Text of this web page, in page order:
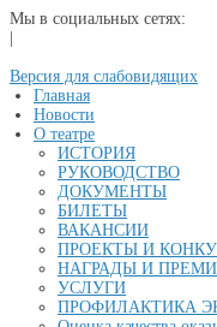
Мы в социальных сетях:
Версия для слабовидящих
Главная
Новости
О театре
ИСТОРИЯ
РУКОВОДСТВО
ДОКУМЕНТЫ
БИЛЕТЫ
ВАКАНСИИ
ПРОЕКТЫ И
НАГРАДЫ И
УСЛУГИ
ПРОФИЛАКТИКА